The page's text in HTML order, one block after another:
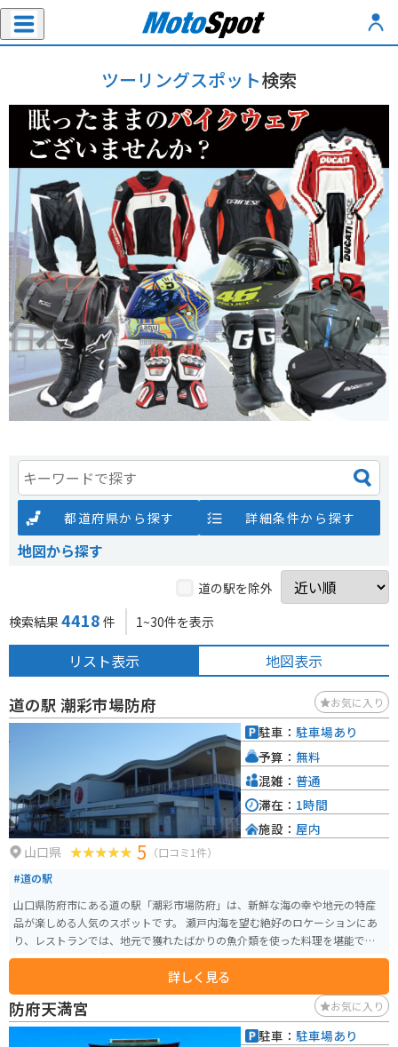
ツーリングスポット検索
都道府県から探す 詳細条件から探す
地図から探す
道の駅を除外
検索結果 4418 件 1~30件を表示
リスト表示 地図表示
道の駅 潮彩市場防府 お気に入り
山口県 5 （口コミ1件）
#道の駅
山口県防府市にある道の駅「潮彩市場防府」は、新鮮な海の幸や地元の特産
品が楽しめる人気のスポットです。 瀬戸内海を望む絶好のロケーションにあ
り、レストランでは、地元で獲れたばかりの魚介類を使った料理を堪能でき
ます。 市場では、新鮮な魚介類はもちろんのこと、野菜や果物、加工品な
ど、地元の特産品が数多く販売されています。 バイクで訪れる場合、道の駅
には広い駐車場が完備されているので安心です。 また、防府市は、歴史的な
街並みが残る観光都市としても知られています。 潮彩市場防府を起点に、防
府天満宮や毛利氏庭園など、周辺の観光スポットを巡ってみるのもおすすめ
詳しく見る
駐車： 駐車場あり
予算： 無料
混雑： 普通
滞在： 1時間
施設： 屋内
防府天満宮 お気に入り
駐車： 駐車場あり